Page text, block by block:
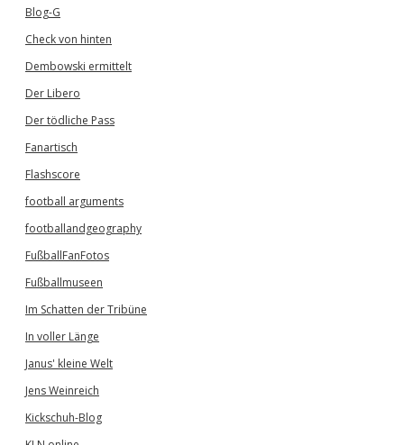
Blog-G
Check von hinten
Dembowski ermittelt
Der Libero
Der tödliche Pass
Fanartisch
Flashscore
football arguments
footballandgeography
FußballFanFotos
Fußballmuseen
Im Schatten der Tribüne
In voller Länge
Janus' kleine Welt
Jens Weinreich
Kickschuh-Blog